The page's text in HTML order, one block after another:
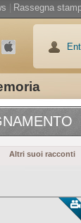
Rassegna
Altri suoi racconti